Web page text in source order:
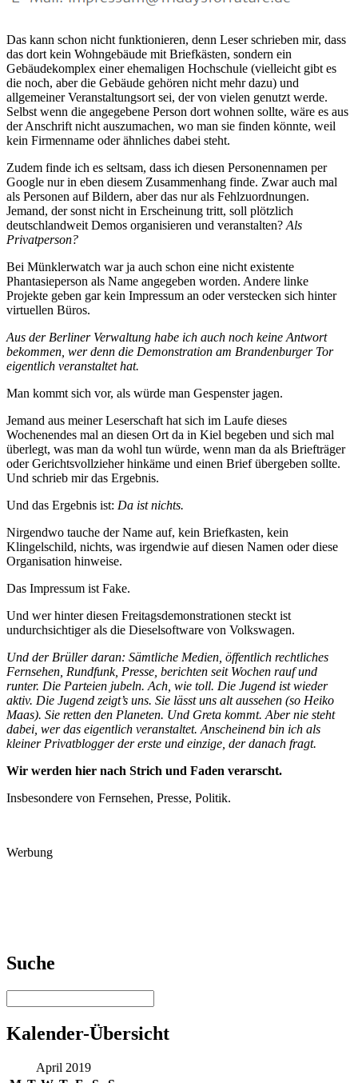
Das kann schon nicht funktionieren, denn Leser schrieben mir, dass
das dort kein Wohngebäude mit Briefkästen, sondern ein
Gebäudekomplex einer ehemaligen Hochschule (vielleicht gibt es
die noch, aber die Gebäude gehören nicht mehr dazu) und
allgemeiner Veranstaltungsort sei, der von vielen genutzt werde.
Selbst wenn die angegebene Person dort wohnen sollte, wäre es aus
der Anschrift nicht auszumachen, wo man sie finden könnte, weil
kein Firmenname oder ähnliches dabei steht.
Zudem finde ich es seltsam, dass ich diesen Personennamen per
Google nur in eben diesem Zusammenhang finde. Zwar auch mal
als Personen auf Bildern, aber das nur als Fehlzuordnungen.
Jemand, der sonst nicht in Erscheinung tritt, soll plötzlich
deutschlandweit Demos organisieren und veranstalten?Als
Privatperson?
Bei Münklerwatch war ja auch schon eine nicht existente
Phantasieperson als Name angegeben worden. Andere linke
Projekte geben gar kein Impressum an oder verstecken sich hinter
virtuellen Büros.
Aus der Berliner Verwaltung habe ich auch noch keine Antwort
bekommen, wer denn die Demonstration am Brandenburger Tor
eigentlich veranstaltet hat.
Man kommt sich vor, als würde man Gespenster jagen.
Jemand aus meiner Leserschaft hat sich im Laufe dieses
Wochenendes mal an diesen Ort da in Kiel begeben und sich mal
überlegt, was man da wohl tun würde, wenn man da als Briefträger
oder Gerichtsvollzieher hinkäme und einen Brief übergeben sollte.
Und schrieb mir das Ergebnis.
Und das Ergebnis ist: Da ist nichts.
Nirgendwo tauche der Name auf, kein Briefkasten, kein
Klingelschild, nichts, was irgendwie auf diesen Namen oder diese
Organisation hinweise.
Das Impressum ist Fake.
Und wer hinter diesen Freitagsdemonstrationen steckt ist
undurchsichtiger als die Dieselsoftware von Volkswagen.
Und der Brüller daran: Sämtliche Medien, öffentlich rechtliches
Fernsehen, Rundfunk, Presse, berichten seit Wochen rauf und
runter. Die Parteien jubeln. Ach, wie toll. Die Jugend ist wieder
aktiv. Die Jugend zeigt’s uns. Sie lässt uns alt aussehen (so Heiko
Maas). Sie retten den Planeten. Und Greta kommt. Aber nie steht
dabei, wer das eigentlich veranstaltet. Anscheinend bin ich als
kleiner Privatblogger der erste und einzige, der danach fragt.
Wir werden hier nach Strich und Faden verarscht.
Insbesondere von Fernsehen, Presse, Politik.
Werbung
Suche
Kalender-Übersicht
April 2019